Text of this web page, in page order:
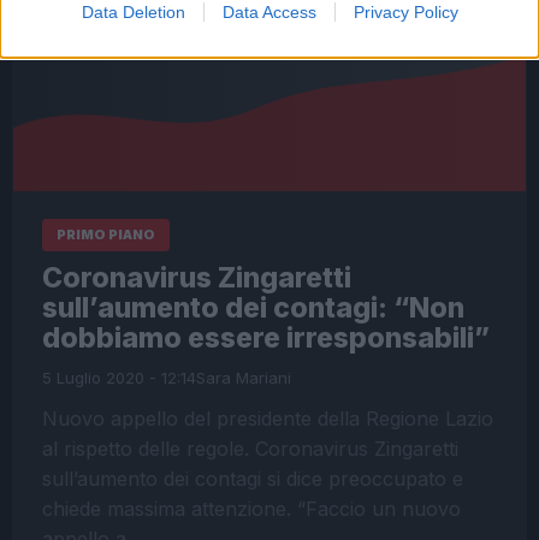
Data Deletion Data Access Privacy Policy
PRIMO PIANO
Coronavirus Zingaretti
sull’aumento dei contagi: “Non
dobbiamo essere irresponsabili”
5 Luglio 2020 - 12:14Sara Mariani
Nuovo appello del presidente della Regione Lazio
al rispetto delle regole. Coronavirus Zingaretti
sull’aumento dei contagi si dice preoccupato e
chiede massima attenzione. “Faccio un nuovo